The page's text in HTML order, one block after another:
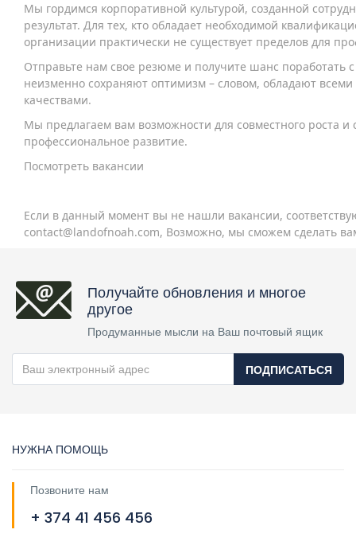
Мы гордимся корпоративной культурой, созданной
результат. Для тех, кто обладает необходимой
организации практически не существует пределов для
Отправьте нам свое резюме и получите шанс
неизменно сохраняют оптимизм – словом, обладают
качествами.
Мы предлагаем вам возможности для совместного роста
профессиональное развитие.
Посмотреть вакансии
Если в данный момент вы не нашли вакансии,
contact@landofnoah.com, Возможно, мы сможем сделать
Получайте обновления и многое
другое
Продуманные мысли на Ваш почтовый ящик
ПОДПИСАТЬСЯ
НУЖНА ПОМОЩЬ
Позвоните нам
+ 374 41 456 456